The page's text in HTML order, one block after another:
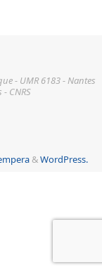
- UMR 6183 - Nantes
CNRS
&WordPress.